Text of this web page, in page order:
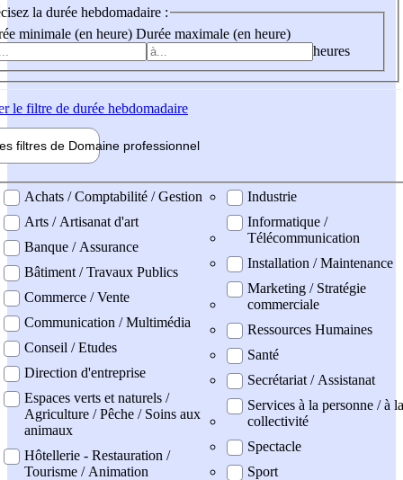
la durée hebdomadaire :
minimale (en heure) Durée maximale (en heure)
heures
le filtre de durée hebdomadaire
filtres de Domaine professionnel
professionel
Achats / Comptabilité / Gestion
Arts / Artisanat d'art
Banque / Assurance
Bâtiment / Travaux Publics
Commerce / Vente
Communication / Multimédia
Conseil / Etudes
Direction d'entreprise
Espaces verts et naturels /
Agriculture / Pêche / Soins aux
animaux
Hôtellerie - Restauration /
Tourisme / Animation
Industrie
Informatique /
Télécommunication
Installation / Maintenance
Marketing / Stratégie
commerciale
Ressources Humaines
Santé
Secrétariat / Assistanat
Services à la personne / à la
collectivité
Spectacle
Sport